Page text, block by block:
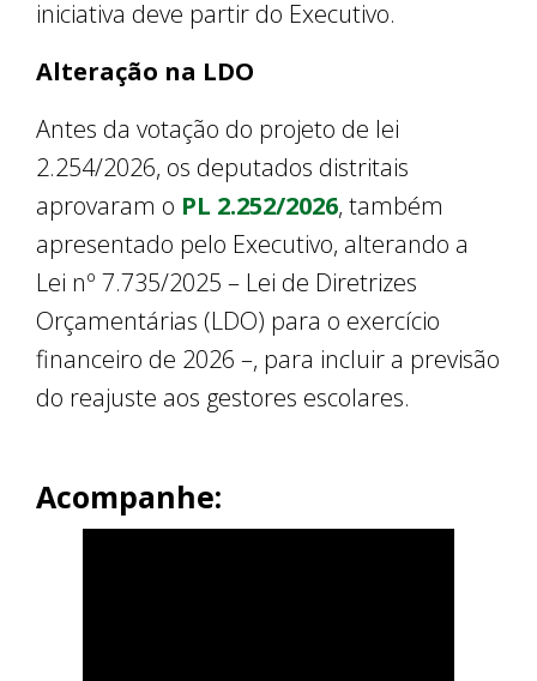
iniciativa deve partir do Executivo.
Alteração na LDO
Antes da votação do projeto de lei
2.254/2026, os deputados distritais
aprovaram o PL 2.252/2026, também
apresentado pelo Executivo, alterando a
Lei nº 7.735/2025 – Lei de Diretrizes
Orçamentárias (LDO) para o exercício
financeiro de 2026 –, para incluir a previsão
do reajuste aos gestores escolares.
Acompanhe: